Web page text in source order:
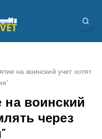
на воинский учет хотят
на воинский
через